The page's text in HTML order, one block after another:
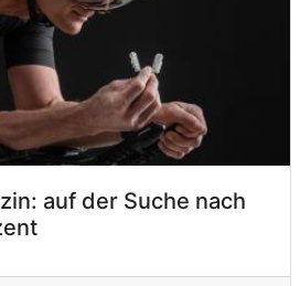
auf der Suche nach